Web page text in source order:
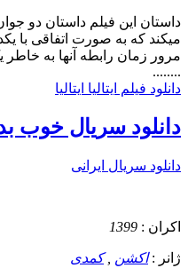
داستان این فیلم داستان دو
میکند که به صورت اتفاقی با
مرور زمان رابطه آنها به
........
دانلود فیلم ایتالیا ایتالیا
دانلود سریال خوب
دانلود سریال ایرانی
اکران : 1399
ژانر :اکشن ,کمدی